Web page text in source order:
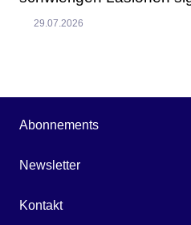
29.07.2026
Abonnements
Newsletter
Kontakt